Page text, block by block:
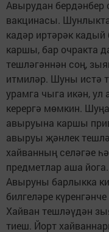
Авырудан бердәнбер
вакцинасы.
кадәр иртәрәк
каршы, бар очракта
тешләгәннән соң,
итмиләр. Шуны истә
урамга чыга икән, ул
керергә мөмкин.
авыруына каршы
авыруы җәнлек
хайванның селәгәе
предметлар аша йога.
Авыруны барлыкка
билгеләре
Хайван тешләүдән
тиеш. Йорт